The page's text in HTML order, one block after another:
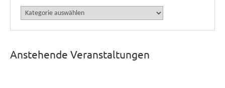
Kategorien
Anstehende Veranstaltungen